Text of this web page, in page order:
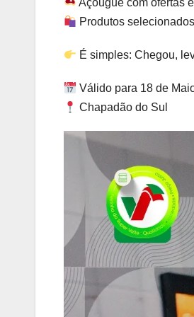
Açougue com ofertas
Produtos
É simples: Chegou,
Válido para 18 de
Chapadão do Sul